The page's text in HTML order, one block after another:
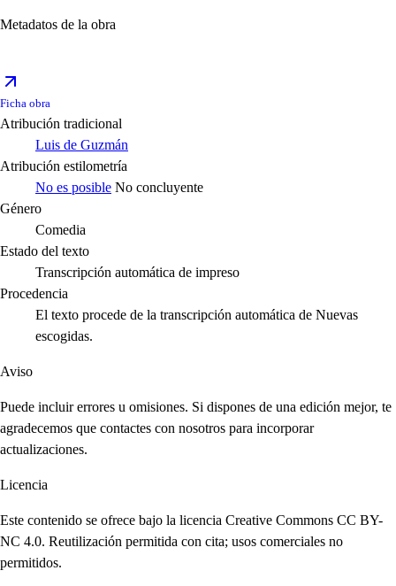
Metadatos de la obra
Ficha obra
Atribución tradicional
Luis de Guzmán
Atribución estilometría
No es posible No concluyente
Género
Comedia
Estado del texto
Transcripción automática de impreso
Procedencia
El texto procede de la transcripción automática de Nuevas
escogidas.
Aviso
Puede incluir errores u omisiones. Si dispones de una edición mejor, te
agradecemos que contactes con nosotros para incorporar
actualizaciones.
Licencia
Este contenido se ofrece bajo la licencia Creative Commons CC BY-
NC 4.0. Reutilización permitida con cita; usos comerciales no
permitidos.